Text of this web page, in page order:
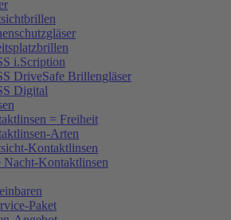
i.Scription
DriveSafe Brillengläser
Digital
= Freiheit
Arten
Kontaktlinsen
Nacht-Kontaktlinsen
Paket